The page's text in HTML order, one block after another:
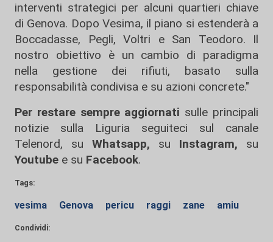
interventi strategici per alcuni quartieri chiave
di Genova. Dopo Vesima, il piano si estenderà a
Boccadasse, Pegli, Voltri e San Teodoro. Il
nostro obiettivo è un cambio di paradigma
nella gestione dei rifiuti, basato sulla
responsabilità condivisa e su azioni concrete."
Per restare sempre aggiornati sulle principali
notizie sulla Liguria seguiteci sul canale
Telenord, su
Whatsapp, su Instagram, su
Youtube e su Facebook.
Tags:
vesima Genova pericu raggi zane amiu
Condividi: